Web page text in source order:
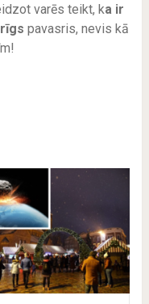
varēs teikt, ka ir
pavasris, nevis kā